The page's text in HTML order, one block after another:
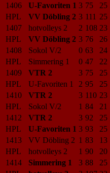
1406
U-Favoriten 1 3 75 25
HPL
VV Döbling 2 3 111 25
1407
hotvolleys 2 2 108 23
HPL
VV Döbling 2 3 76 26
1408
Sokol V/2 0 63 24
HPL
Simmering 1 0 47 22
1409
VTR 2 3 75 25
HPL
U-Favoriten 1 2 95 25
1410
VTR 2 3 110 23
HPL
Sokol V/2 1 84 21
1412
VTR 2 3 92 25
HPL
U-Favoriten 1 3 93 25
1413
VV Döbling 2 1 83 13
HPL
hotvolleys 2 1 90 20
1414
Simmering 1 3 88 25